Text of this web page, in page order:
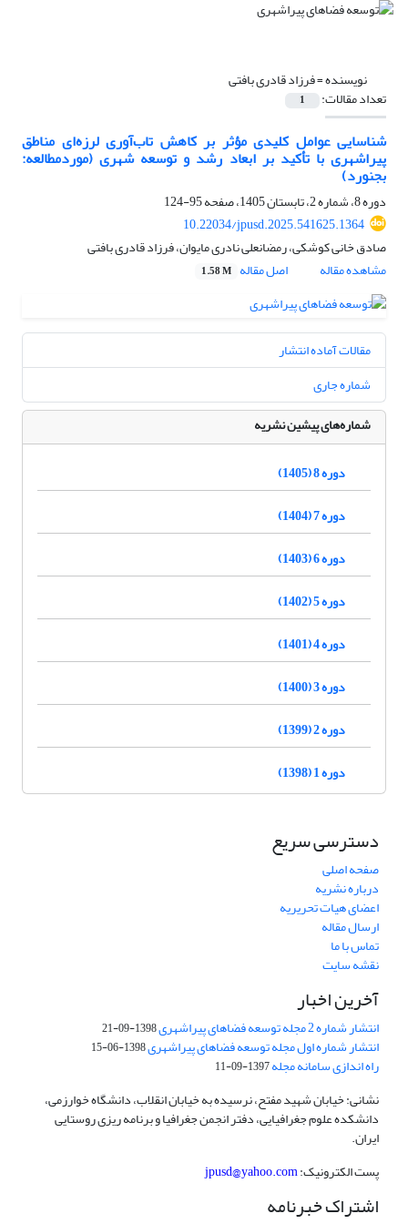
نویسنده =فرزاد قادری بافتی
تعداد مقالات: 1
شناسایی عوامل کلیدی مؤثر بر کاهش تاب‌آوری لرزه‌ای مناطق
پیراشهری با تأکید بر ابعاد رشد و توسعه شهری (موردمطالعه:
بجنورد)
دوره 8، شماره 2، تابستان 1405، صفحه
95-124
10.22034/jpusd.2025.541625.1364
صادق خانی کوشکی، رمضانعلی نادری مایوان، فرزاد قادری بافتی
مشاهده مقاله
اصل مقاله 1.58 M
مقالات آماده انتشار
شماره جاری
شماره‌های پیشین نشریه
دوره 8 (1405)
دوره 7 (1404)
دوره 6 (1403)
دوره 5 (1402)
دوره 4 (1401)
دوره 3 (1400)
دوره 2 (1399)
دوره 1 (1398)
دسترسی سریع
صفحه اصلی
درباره نشریه
اعضای هیات تحریریه
ارسال مقاله
تماس با ما
نقشه سایت
آخرین اخبار
انتشار شماره 2 مجله توسعه فضاهای پیراشهری 1398-09-21
انتشار شماره اول مجله توسعه فضاهای پیراشهری1398-06-15
راه اندازی سامانه مجله1397-09-11
نشانی: خیابان شهید مفتح، نرسیده به خیابان انقلاب، دانشگاه خوارزمی،
دانشکده علوم جغرافیایی، دفتر انجمن جغرافیا و برنامه ریزی روستایی
ایران.
پست الکترونیک:jpusd@yahoo.com
اشتراک خبرنامه